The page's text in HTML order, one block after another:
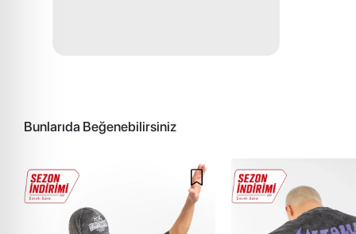
Bunlarıda Beğenebilirsiniz